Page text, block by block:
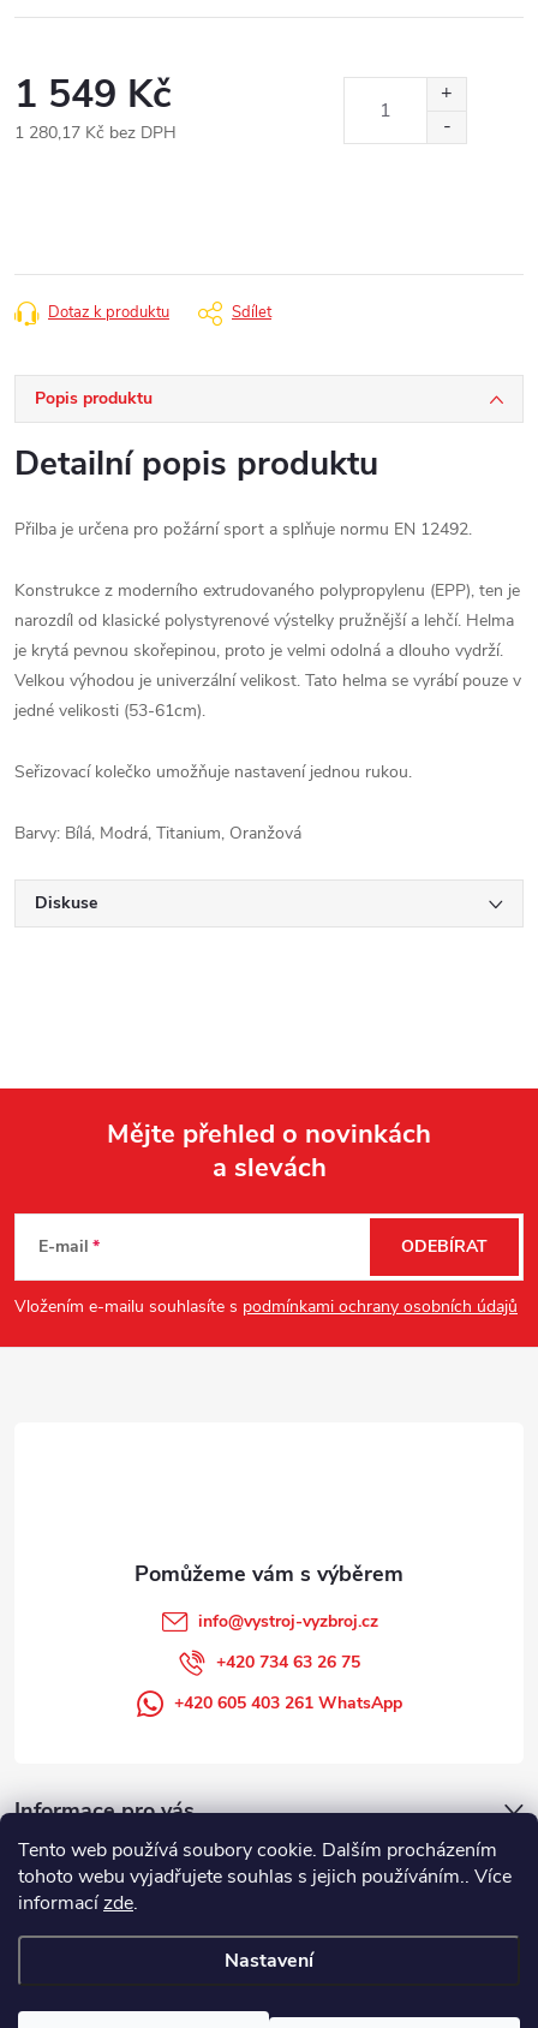
Tento web používá soubory cookie. Dalším procházením
tohoto webu vyjadřujete souhlas s jejich používáním.. Více
informacízde.
Nastavení
1 549 Kč
1 280,17 Kč bez DPH
Dotaz k produktu Sdílet
Popis produktu
Detailní popis produktu
Přilba je určena pro požární sport a splňuje normu EN 12492.
Konstrukce z moderního extrudovaného polypropylenu (EPP), ten je
narozdíl od klasické polystyrenové výstelky pružnější a lehčí. Helma
je krytá pevnou skořepinou, proto je velmi odolná a dlouho vydrží.
Velkou výhodou je univerzální velikost. Tato helma se vyrábí pouze v
jedné velikosti (53-61cm).
Seřizovací kolečko umožňuje nastavení jednou rukou.
Barvy: Bílá, Modrá, Titanium, Oranžová
Diskuse
p
a
Mějte přehled o novinkách
a slevách
E-mail
Vložením e-mailu souhlasíte s podmínkami ochrany osobních údajů
ODEBÍRAT
Informace pro vás
info@vystroj-vyzbroj.cz
+420 734 63 26 75
+420 605 403 261 WhatsApp
Copyright 2026
. Všechna práva vyhrazena.